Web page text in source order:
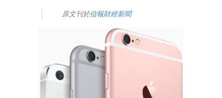
原文刊於信報財經新聞